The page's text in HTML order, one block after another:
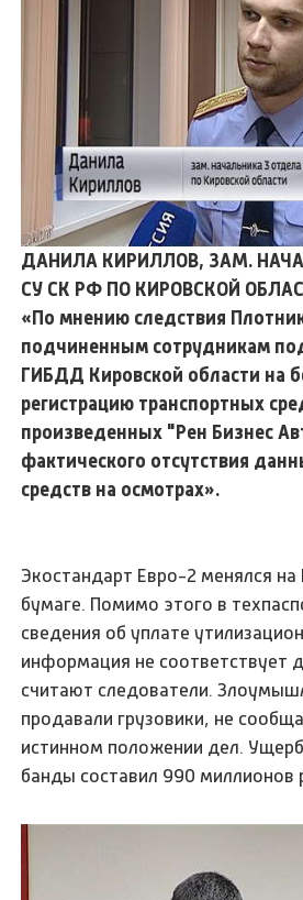
ДАНИЛА КИРИЛЛОВ, ЗАМ.
СУ СК РФ ПО КИРОВСКОЙ
«По мнению следствия
подчиненным сотрудникам
ГИБДД Кировской области на
регистрацию транспортных
произведенных "Рен Бизнес
фактического отсутствия
средств на осмотрах».
Экостандарт Евро-2 менялся
бумаге. Помимо этого в
сведения об уплате
информация не соответствует
считают следователи.
продавали грузовики, не
истинном положении дел.
банды составил 990 миллионов